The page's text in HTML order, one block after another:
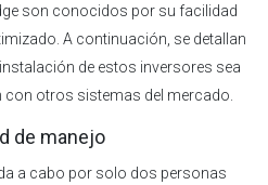
son conocidos por su facilidad
A continuación, se detallan
de estos inversores sea
otros sistemas del mercado.
de manejo
a cabo por solo dos personas